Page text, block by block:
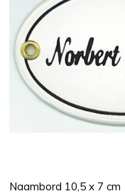
Naambord 10,5 x 7 cm